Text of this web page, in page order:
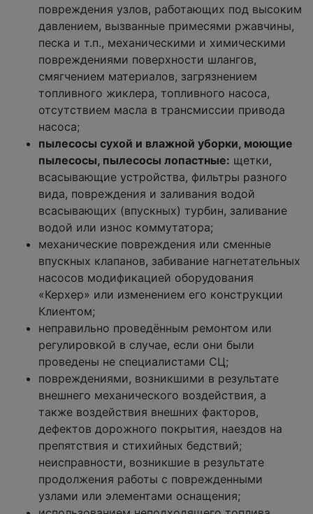
повреждения узлов, работающих под высоким
давлением, вызванные примесями ржавчины,
песка и т.п., механическими и химическими
повреждениями поверхности шлангов,
смягчением материалов, загрязнением
топливного жиклера, топливного насоса,
отсутствием масла в трансмиссии привода
насоса;
пылесосы сухой и влажной уборки, моющие
пылесосы, пылесосы лопастные: щетки,
всасывающие устройства, фильтры разного
вида, повреждения и заливания водой
всасывающих (впускных) турбин, заливание
водой или износ коммутатора;
механические повреждения или сменные
впускных клапанов, забивание нагнетательных
насосов модификацией оборудования
«Керхер» или изменением его конструкции
Клиентом;
неправильно проведённым ремонтом или
регулировкой в случае, если они были
проведены не специалистами СЦ;
повреждениями, возникшими в результате
внешнего механического воздействия, а
также воздействия внешних факторов,
дефектов дорожного покрытия, наездов на
препятствия и стихийных бедствий;
неисправности, возникшие в результате
продолжения работы с поврежденными
узлами или элементами оснащения;